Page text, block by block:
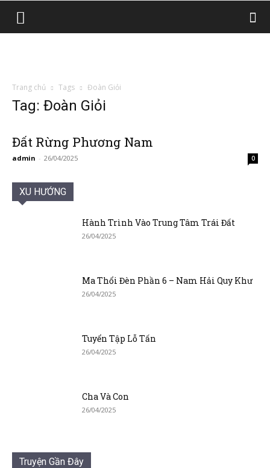
Trang chủ Tags Đoàn Giỏi
Tag: Đoàn Giỏi
Đất Rừng Phương Nam
admin - 26/04/2025 0
XU HƯỚNG
Hành Trình Vào Trung Tâm Trái Đất
26/04/2025
Ma Thổi Đèn Phần 6 – Nam Hải Quy Khư
26/04/2025
Tuyển Tập Lỗ Tấn
26/04/2025
Cha Và Con
26/04/2025
Truyện Gần Đây